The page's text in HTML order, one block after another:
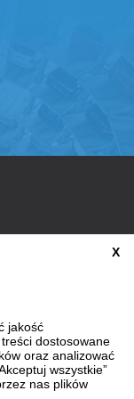
X
jakość
dostosowane
oraz analizować
wszystkie”
nas plików